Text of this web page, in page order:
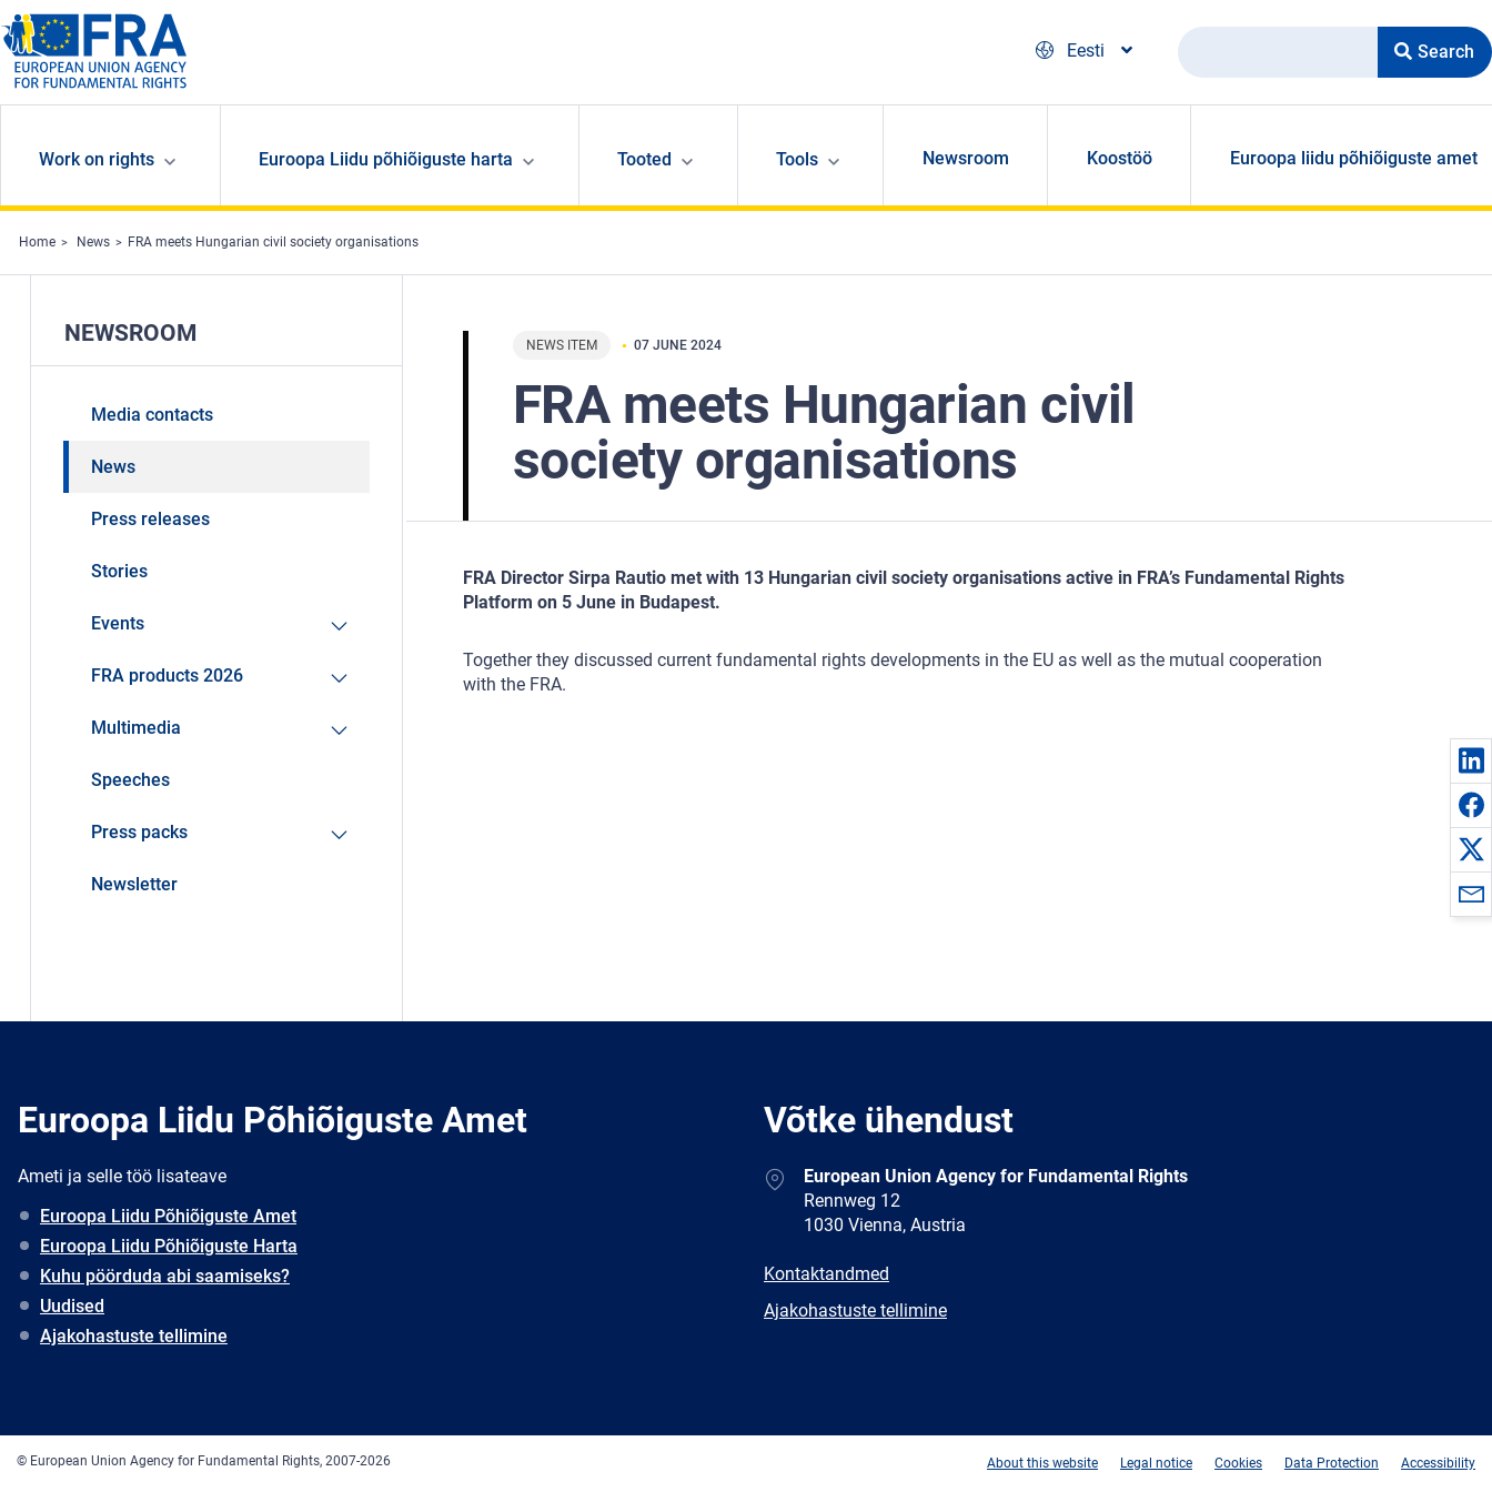
Skip to main content
Eesti
Search
Work on rights Euroopa Liidu põhiõiguste harta Tooted Tools Newsroom Koostöö Euroopa liidu põhiõiguste amet
Home News FRA meets Hungarian civil society organisations
NEWS ITEM 07 JUNE 2024
FRA meets Hungarian civil
society organisations
FRA Director Sirpa Rautio met with 13 Hungarian civil society organisations active in FRA’s Fundamental Rights
Platform on 5 June in Budapest.
Together they discussed current fundamental rights developments in the EU as well as the mutual cooperation
with the FRA.
NEWSROOM
Media contacts
News
Press releases
Stories
Events
FRA products 2026
Multimedia
Speeches
Press packs
Newsletter
Euroopa Liidu Põhiõiguste Amet
Ameti ja selle töö lisateave
Euroopa Liidu Põhiõiguste Amet
Euroopa Liidu Põhiõiguste Harta
Kuhu pöörduda abi saamiseks?
Uudised
Ajakohastuste tellimine
Võtke ühendust
AddressEuropean Union Agency for Fundamental Rights
Rennweg 12
1030 Vienna, Austria
E-
Kontaktandmed
Newsletter
Ajakohastuste tellimine
© European Union Agency for Fundamental Rights, 2007-2026 About this website Legal notice Cookies Data Protection Accessibility